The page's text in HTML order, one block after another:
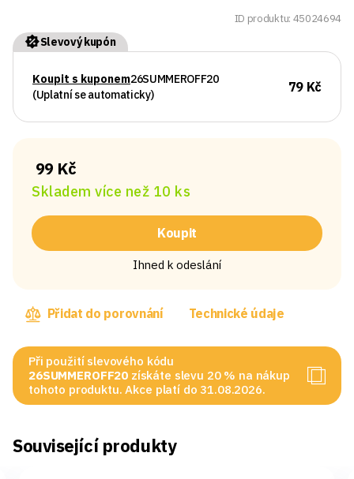
ID produktu: 45024694
Slevový kupón
Koupit s kuponem26SUMMEROFF20
(Uplatní se automaticky)
79 Kč
99 Kč
Skladem více než 10 ks
Koupit
Ihned k odeslání
Přidat do porovnání Technické údaje
Při použití slevového kódu
26SUMMEROFF20 získáte slevu 20 % na nákup
tohoto produktu. Akce platí do 31.08.2026.
Související produkty